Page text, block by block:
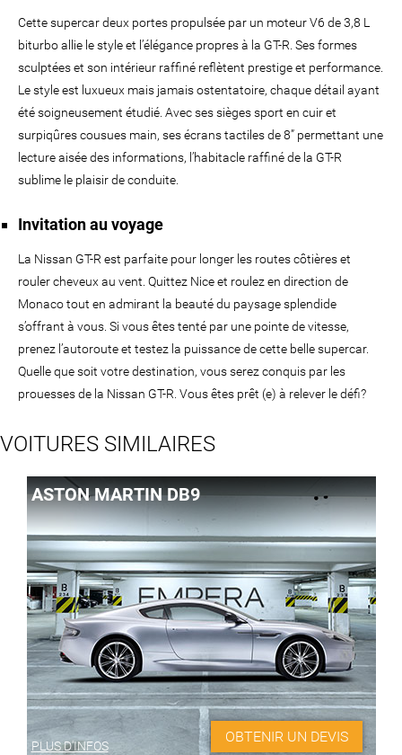
Cette supercar deux portes propulsée par un moteur V6 de 3,8 L
biturbo allie le style et l’élégance propres à la GT-R. Ses formes
sculptées et son intérieur raffiné reflètent prestige et performance.
Le style est luxueux mais jamais ostentatoire, chaque détail ayant
été soigneusement étudié. Avec ses sièges sport en cuir et
surpiqûres cousues main, ses écrans tactiles de 8” permettant une
lecture aisée des informations, l’habitacle raffiné de la GT-R
sublime le plaisir de conduite.
Invitation au voyage
La Nissan GT-R est parfaite pour longer les routes côtières et
rouler cheveux au vent. Quittez Nice et roulez en direction de
Monaco tout en admirant la beauté du paysage splendide
s’offrant à vous. Si vous êtes tenté par une pointe de vitesse,
prenez l’autoroute et testez la puissance de cette belle supercar.
Quelle que soit votre destination, vous serez conquis par les
prouesses de la Nissan GT-R. Vous êtes prêt (e) à relever le défi?
VOITURES SIMILAIRES
ASTON MARTIN DB9
PLUS D'INFOS
OBTENIR UN DEVIS